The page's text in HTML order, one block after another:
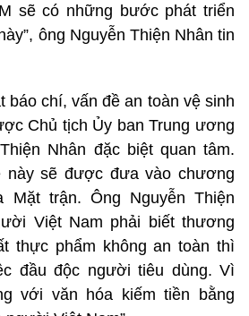
sẽ có những bước phát triển
ông Nguyễn Thiện Nhân tin
báo chí, vấn đề an toàn vệ sinh
Chủ tịch Ủy ban Trung ương
Nhân đặc biệt quan tâm.
này sẽ được đưa vào chương
Mặt trận. Ông Nguyễn Thiện
Việt Nam phải biết thương
thực phẩm không an toàn thì
đầu độc người tiêu dùng. Vì
với văn hóa kiếm tiền bằng